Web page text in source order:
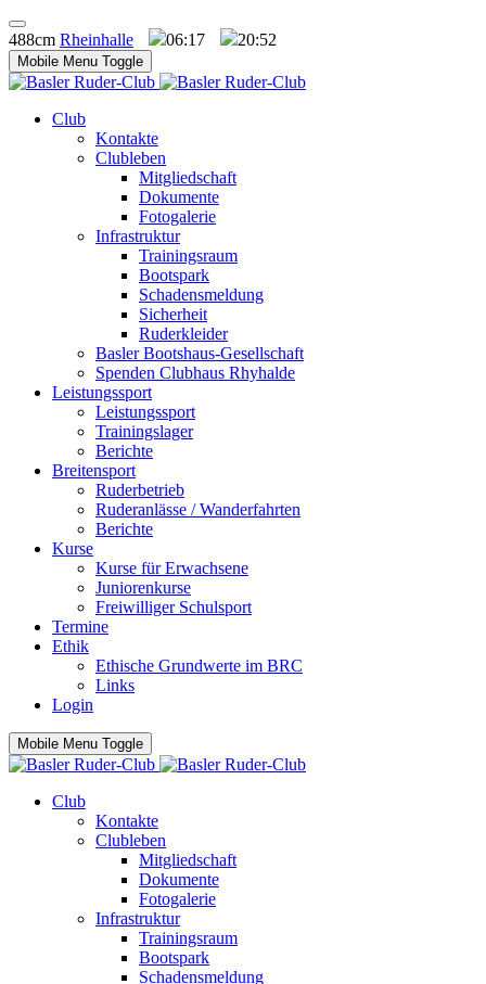
488cm Rheinhalle 06:17 20:52
Mobile Menu Toggle
Club
Kontakte
Clubleben
Mitgliedschaft
Dokumente
Fotogalerie
Infrastruktur
Trainingsraum
Bootspark
Schadensmeldung
Sicherheit
Ruderkleider
Basler Bootshaus-Gesellschaft
Spenden Clubhaus Rhyhalde
Leistungssport
Leistungssport
Trainingslager
Berichte
Breitensport
Ruderbetrieb
Ruderanlässe / Wanderfahrten
Berichte
Kurse
Kurse für Erwachsene
Juniorenkurse
Freiwilliger Schulsport
Termine
Ethik
Ethische Grundwerte im BRC
Links
Login
Mobile Menu Toggle
Club
Kontakte
Clubleben
Mitgliedschaft
Dokumente
Fotogalerie
Infrastruktur
Trainingsraum
Bootspark
Schadensmeldung